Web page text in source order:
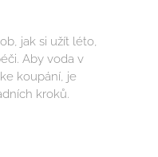
jak si užít léto,
Aby voda v
koupání, je
kroků.